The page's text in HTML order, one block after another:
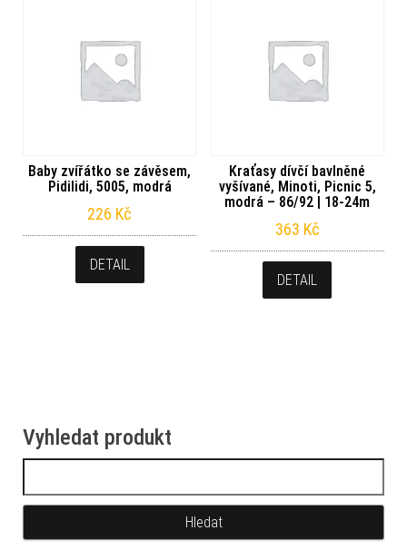
Baby zvířátko se závěsem,
Pidilidi, 5005, modrá
226 Kč
DETAIL
Kraťasy dívčí bavlněné
vyšívané, Minoti, Picnic 5,
modrá – 86/92 | 18-24m
363 Kč
DETAIL
Vyhledat produkt